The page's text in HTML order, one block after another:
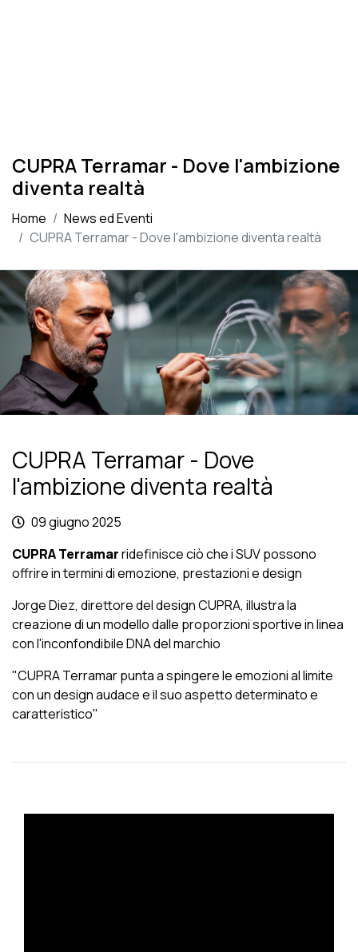
CUPRA Terramar - Dove l'ambizione
diventa realtà
Home
News ed Eventi
CUPRA Terramar - Dove l'ambizione diventa realtà
CUPRA Terramar - Dove
l'ambizione diventa realtà
09 giugno 2025
CUPRA Terramarridefinisce ciò che i SUV possono
offrire in termini di emozione, prestazioni e design
Jorge Diez, direttore del design CUPRA, illustra la
creazione di un modello dalle proporzioni sportive in linea
con l'inconfondibile DNA del marchio
"CUPRA Terramar punta a spingere le emozioni al limite
con un design audace e il suo aspetto determinato e
caratteristico"